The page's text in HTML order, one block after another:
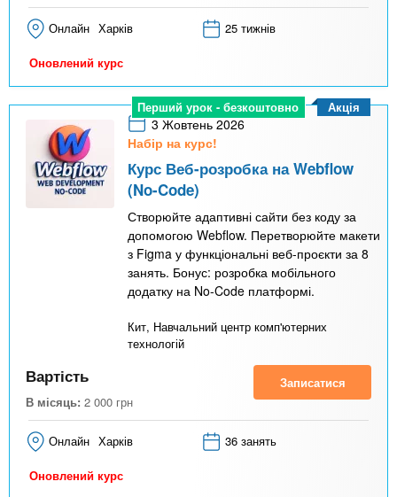
Онлайн Харків 25 тижнів
Оновлений курс
Перший урок - безкоштовно
3 Жовтень 2026
Набір на курс!
Курс Веб-розробка на Webflow
(No-Code)
Створюйте адаптивні сайти без коду за
допомогою Webflow. Перетворюйте макети
з Figma у функціональні веб-проєкти за 8
занять. Бонус: розробка мобільного
додатку на No-Code платформі.
Кит, Навчальний центр комп'ютерних
технологій
Акція
Вартість
В місяць: 2 000 грн
Записатися
Онлайн Харків 36 занять
Оновлений курс